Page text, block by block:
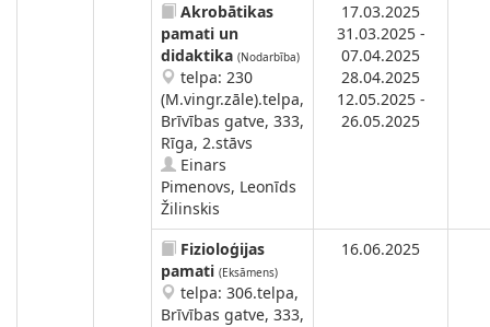
Akrobātikas
pamati un
didaktika (Nodarbība)
telpa: 230
(M.vingr.zāle).telpa,
Brīvības gatve, 333,
Rīga, 2.stāvs
Einars
Pimenovs, Leonīds
Žilinskis
17.03.2025
31.03.2025 -
07.04.2025
28.04.2025
12.05.2025 -
26.05.2025
Fizioloģijas
pamati (Eksāmens)
telpa: 306.telpa,
Brīvības gatve, 333,
16.06.2025